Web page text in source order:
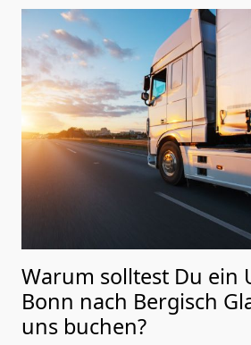
Warum solltest Du ein
Bonn nach Bergisch
uns buchen?